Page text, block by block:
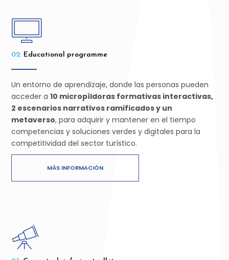
02. Educational programme
Un entorno de aprendizaje, donde las personas pueden
acceder a10 micropíldoras formativas interactivas,
2 escenarios narrativos ramificados y un
metaverso, para adquirir y mantener en el tiempo
competencias y soluciones verdes y digitales para la
competitividad del sector turístico.
MÁS INFORMACIÓN